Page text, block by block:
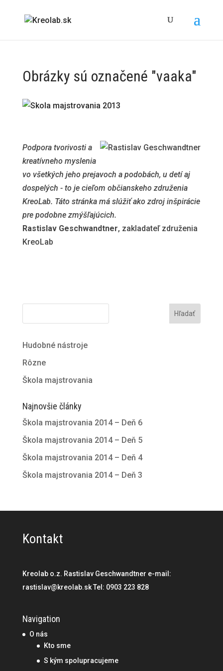
Obrázky sú označené "vaaka"
Podpora tvorivosti a
kreatívneho myslenia
vo všetkých jeho prejavoch a podobách, u detí aj
dospelých - to je cieľom občianskeho združenia
KreoLab. Táto stránka má slúžiť ako zdroj inšpirácie
pre podobne zmýšľajúcich.
Rastislav Geschwandtner, zakladateľ združenia
KreoLab
Hľadať
Hudobné nástroje
Rôzne
Škola majstrovania
Najnovšie články
Škola majstrovania 2014 – Deň 6
Škola majstrovania 2014 – Deň 5
Škola majstrovania 2014 – Deň 4
Škola majstrovania 2014 – Deň 3
Kontakt
Kreolab o.z. Rastislav Geschwandtner e-mail:
rastislav@kreolab.sk Tel: 0903 223 828
Navigation
O nás
Kto sme
S kým spolupracujeme